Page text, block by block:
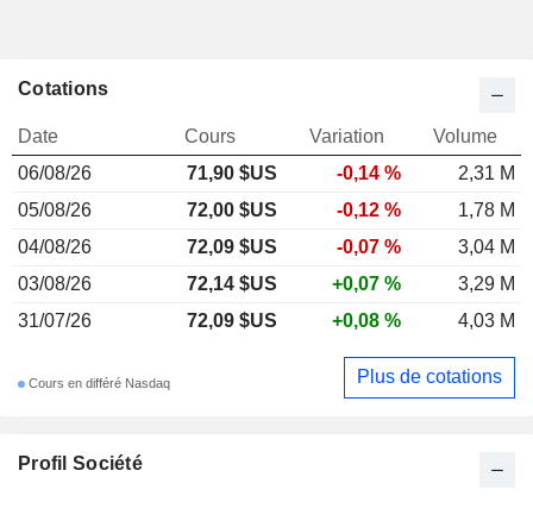
Profil Société
Cotations
Date Cours Variation
Volume
06/08/26
71,90 $US -0,14 %
2,31 M
05/08/26
72,00 $US -0,12 %
1,78 M
04/08/26
72,09 $US -0,07 %
3,04 M
03/08/26
72,14 $US +0,07 %
3,29 M
31/07/26
72,09 $US +0,08 % 4,03 M
Cours en différé Nasdaq Plus de cotations